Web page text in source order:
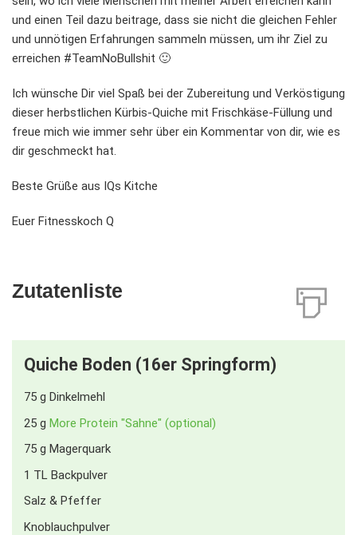
und einen Teil dazu beitrage, dass sie nicht die gleichen Fehler
und unnötigen Erfahrungen sammeln müssen, um ihr Ziel zu
erreichen #TeamNoBullshit 🙂
Ich wünsche Dir viel Spaß bei der Zubereitung und Verköstigung
dieser herbstlichen Kürbis-Quiche mit Frischkäse-Füllung und
freue mich wie immer sehr über ein Kommentar von dir, wie es
dir geschmeckt hat.
Beste Grüße aus IQs Kitche
Euer Fitnesskoch Q
Zutatenliste
Quiche Boden (16er Springform)
75 g Dinkelmehl
25 g More Protein "Sahne" (optional)
75 g Magerquark
1 TL Backpulver
Salz & Pfeffer
Knoblauchpulver